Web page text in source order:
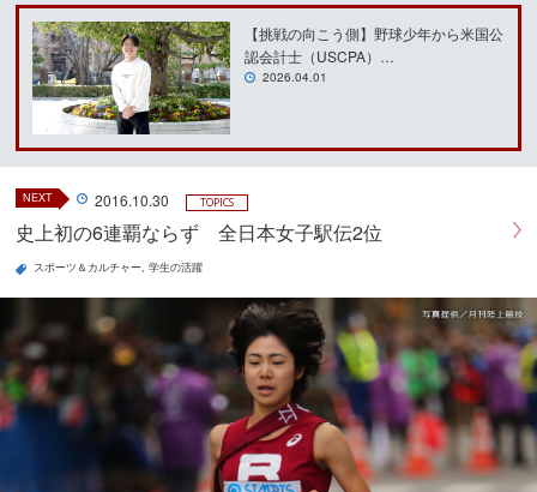
【挑戦の向こう側】野球少年から米国公
認会計士（USCPA）…
2026.04.01
NEXT 2016.10.30 TOPICS
史上初の6連覇ならず 全日本女子駅伝2位
スポーツ＆カルチャー 学生の活躍